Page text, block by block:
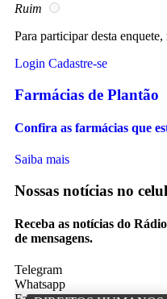
Ruim
Para participar desta
Login Cadastre-se
Farmácias de Plantão
Confira as farmácias que
Saiba mais
Nossas notícias no
Receba as notícias do
de mensagens.
Telegram
Whatsapp